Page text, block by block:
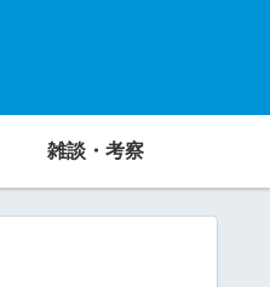
雑談・考察